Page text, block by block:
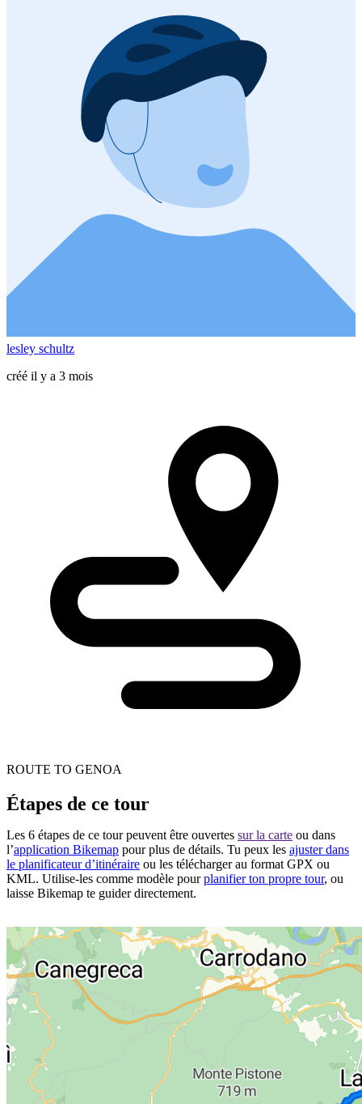
lesley schultz
créé il y a 3 mois
ROUTE TO GENOA
Étapes de ce tour
Les 6 étapes de ce tour peuvent être ouvertes sur la carte ou dans
l’application Bikemap pour plus de détails. Tu peux les ajuster dans
le planificateur d’itinéraire ou les télécharger au format GPX ou
KML. Utilise-les comme modèle pourplanifier ton propre tour, ou
laisse Bikemap te guider directement.